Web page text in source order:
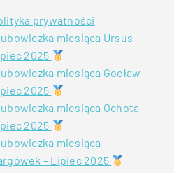
prywatności
miesiąca Ursus –
2025
miesiąca Gocław –
2025
miesiąca Ochota –
2025
miesiąca
– Lipiec 2025